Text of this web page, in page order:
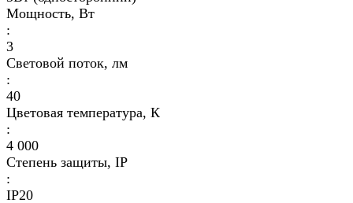
Мощность, Вт
:
3
Световой поток, лм
:
40
Цветовая температура, К
:
4 000
Степень защиты, IP
:
IP20